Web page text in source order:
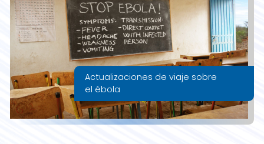
Actualizaciones de viaje sobre
el ébola